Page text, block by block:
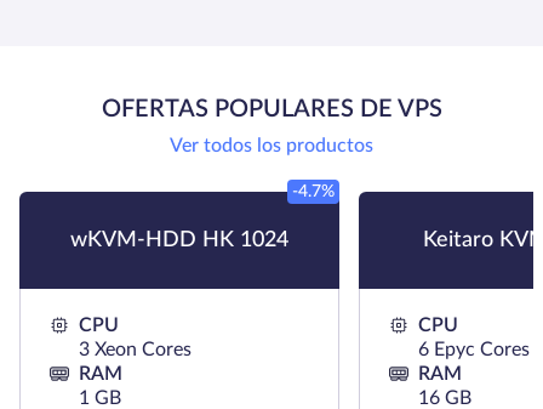
OFERTAS POPULARES DE VPS
Ver todos los productos
wKVM-HDD HK 1024
-4.7%
CPU
3 Xeon Cores
RAM
1 GB
Keitaro
CPU
6 Epyc Cores
RAM
16 GB